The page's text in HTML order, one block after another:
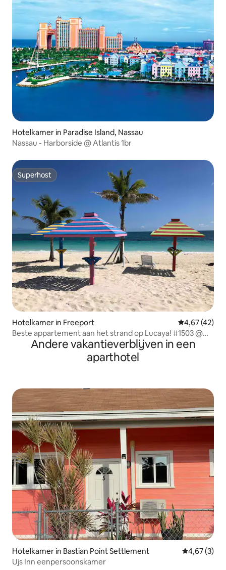
Hotelkamer in Paradise Island, Nassau
Nassau - Harborside @ Atlantis 1br
Superhost
Superhost
Hotelkamer in Freeport Gemiddelde
4,67 (42)
Beste appartement aan het strand op Lucaya! #1503 @
Coral BchAndere vakantieverblijven in een
aparthotel
Hotelkamer in Bastian Point Settlement
4,67 (3)
Ujs Inn eenpersoonskamer